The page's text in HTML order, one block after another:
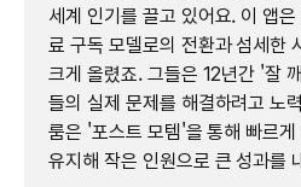
세계 인기를 끌고 있어요. 이 앱
료 구독 모델로의 전환과 섬세한
크게 올렸죠. 그들은 12년간 '잘
들의 실제 문제를 해결하려고 노
룸은 '포스트 모템'을 통해 빠르
유지해 작은 인원으로 큰 성과를